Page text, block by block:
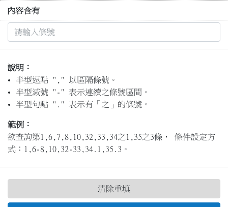
內容含有
說明：
半型逗點 "," 以區隔條號。
半型減號 "-" 表示連續之條號區間。
半型句點 "." 表示有「之」的條號。
範例：
欲查詢第1,6,7,8,10,32,33,34之1,35之3條， 條件設定方
式：1,6-8,10,32-33,34.1,35.3。
清除重填